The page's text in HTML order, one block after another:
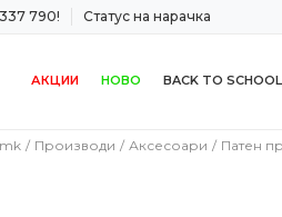
790! Статус на нарачка
плаќање со платежна картичка!
АКЦИИ НОВО BACK TO SCHOOL
Производи Аксесоари Патен